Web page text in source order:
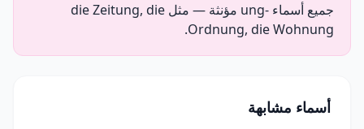
جميع أسماء -ung مؤنثة — مثل die Zeitung, die
Ordnung, die Wohnung.
أسماء مشابهة